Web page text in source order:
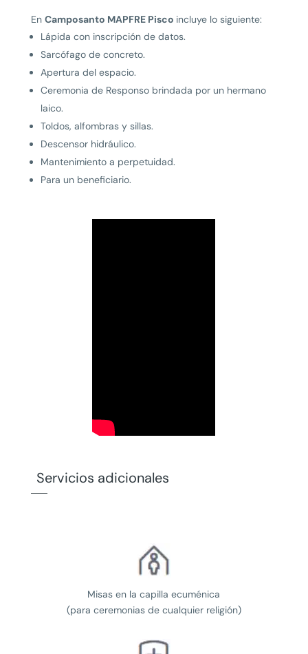
En Camposanto MAPFRE Pisco incluye lo siguiente:
Lápida con inscripción de datos.
Sarcófago de concreto.
Apertura del espacio.
Ceremonia de Responso brindada por un hermano
laico.
Toldos, alfombras y sillas.
Descensor hidráulico.
Mantenimiento a perpetuidad.
Para un beneficiario.
Servicios adicionales
Misas en la capilla ecuménica
(para ceremonias de cualquier religión)